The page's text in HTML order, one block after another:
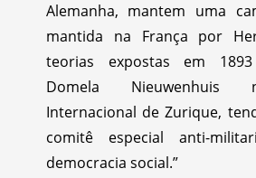
Alemanha, mantem uma
mantida na França por
teorias expostas em
Domela Nieuwenhuis
Internacional de Zurique,
comitê especial anti-
democracia social.”